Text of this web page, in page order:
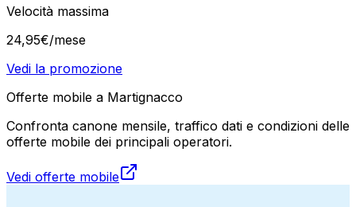
Velocità massima
24,95€/mese
Vedi la promozione
Offerte mobile a Martignacco
Confronta canone mensile, traffico dati e condizioni delle
offerte mobile dei principali operatori.
Vedi offerte mobile